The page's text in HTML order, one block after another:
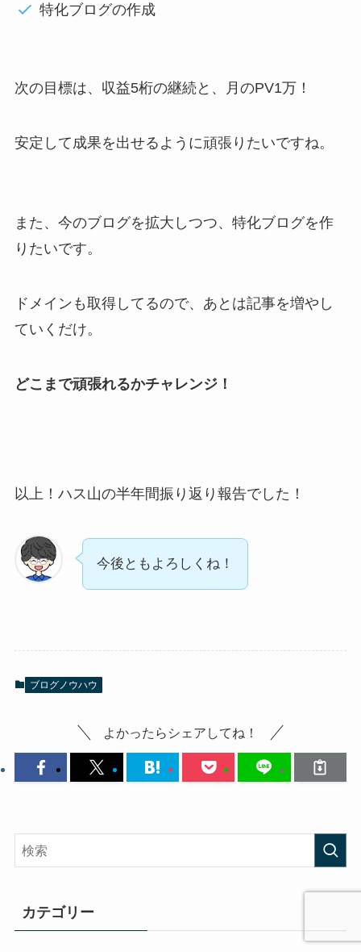
特化ブログの作成
次の目標は、 収益5桁の継続と、月のPV1万！
安定して成果を出せるように頑張りたいですね。
また、今のブログを拡大しつつ、 特化ブログを作
りたいです。
ドメインも取得してるので、あとは記事を増やし
ていくだけ。
どこまで頑張れるかチャレンジ！
以上！ハス山の半年間振り返り報告でした！
今後ともよろしくね！
ブログノウハウ
よかったらシェアしてね！
カテゴリー